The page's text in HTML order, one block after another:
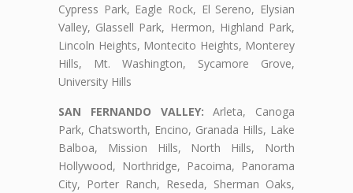
Cypress Park, Eagle Rock, El Sereno, Elysian
Valley, Glassell Park, Hermon, Highland Park,
Lincoln Heights, Montecito Heights, Monterey
Hills, Mt. Washington, Sycamore Grove,
University Hills
SAN FERNANDO VALLEY: Arleta, Canoga
Park, Chatsworth, Encino, Granada Hills, Lake
Balboa, Mission Hills, North Hills, North
Hollywood, Northridge, Pacoima, Panorama
City, Porter Ranch, Reseda, Sherman Oaks,